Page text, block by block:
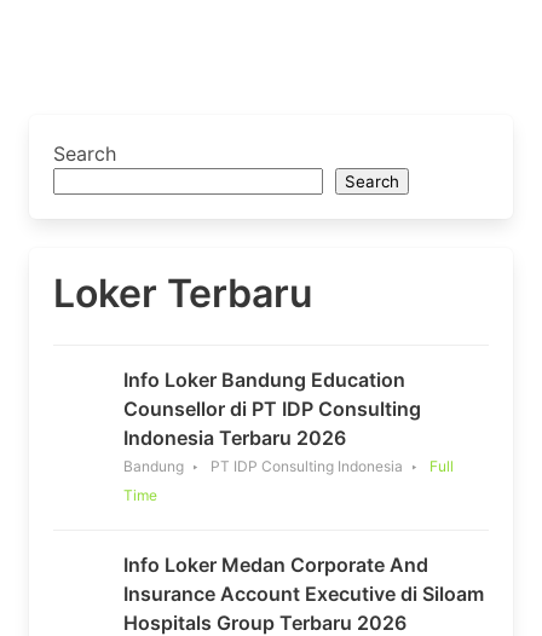
Search
Search
Loker Terbaru
Info Loker Bandung Education
Counsellor di PT IDP Consulting
Indonesia Terbaru 2026
Bandung PT IDP Consulting Indonesia
Full
Time
Info Loker Medan Corporate And
Insurance Account Executive di Siloam
Hospitals Group Terbaru 2026